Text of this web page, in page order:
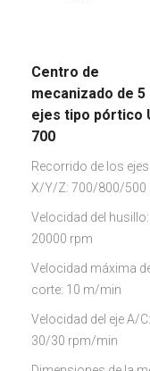
Centro de
mecanizado de 5
ejes tipo pórtico
700
Recorrido de los ejes
X/Y/Z: 700/800/500
Velocidad del husillo:
20000 rpm
Velocidad máxima
corte: 10 m/min
Velocidad del eje A/C:
30/30 rpm/min